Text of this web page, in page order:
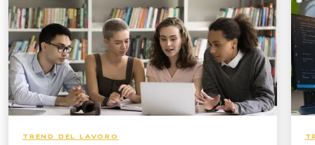
TREND DEL LAVORO